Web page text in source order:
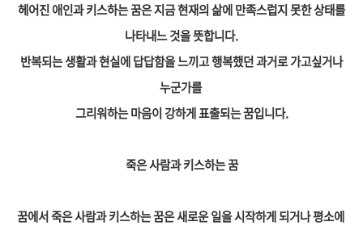
헤어진 애인과 키스하는 꿈은 지금 현재의 삶에 만족스럽지 못한 상태를
나타내느 것을 뜻합니다.
반복되는 생활과 현실에 답답함을 느끼고 행복했던 과거로 가고싶거나
누군가를
그리워하는 마음이 강하게 표출되는 꿈입니다.
죽은 사람과 키스하는 꿈
꿈에서 죽은 사람과 키스하는 꿈은 새로운 일을 시작하게 되거나 평소에